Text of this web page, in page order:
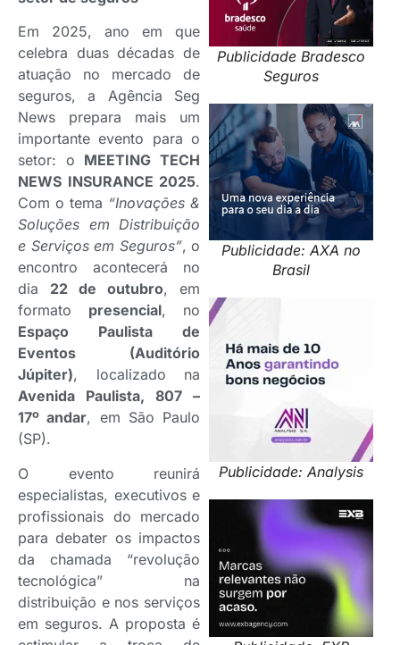
Publicidade Bradesco
Seguros
Publicidade: AXA no
Brasil
Publicidade: Analysis
Em 2025, ano em que
celebra duas décadas de
atuação no mercado de
seguros, a Agência Seg
News prepara mais um
importante evento para o
setor: o MEETING TECH
NEWS INSURANCE 2025.
Com o tema “Inovações &
Soluções em Distribuição
e Serviços em Seguros”, o
encontro acontecerá no
dia 22 de outubro, em
formato presencial, no
Espaço Paulista de
Eventos (Auditório
Júpiter), localizado na
Avenida Paulista, 807 –
17º andar, em São Paulo
(SP).
O evento reunirá
especialistas, executivos e
profissionais do mercado
para debater os impactos
da chamada “revolução
tecnológica” na
distribuição e nos serviços
em seguros. A proposta é